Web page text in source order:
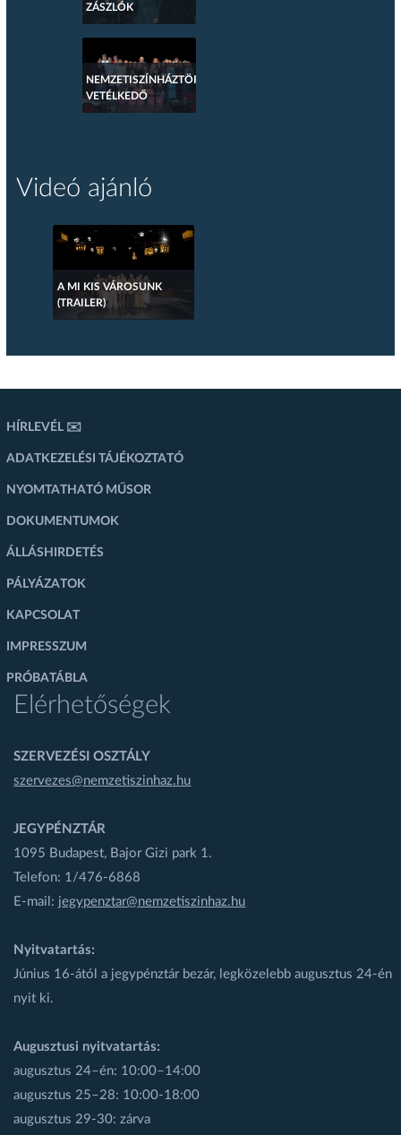
ZÁSZLÓK
NEMZETISZÍNHÁZTÖRTÉNETI
VETÉLKEDŐ
Videó ajánló
A MI KIS VÁROSUNK
(TRAILER)
HÍRLEVÉL ✉️
ADATKEZELÉSI TÁJÉKOZTATÓ
NYOMTATHATÓ MŰSOR
DOKUMENTUMOK
ÁLLÁSHIRDETÉS
PÁLYÁZATOK
KAPCSOLAT
IMPRESSZUM
PRÓBATÁBLA
Elérhetőségek
SZERVEZÉSI OSZTÁLY
szervezes@nemzetiszinhaz.hu
JEGYPÉNZTÁR
1095 Budapest, Bajor Gizi park 1.
Telefon: 1/476-6868
E-mail: jegypenztar@nemzetiszinhaz.hu
Nyitvatartás:
Június 16-ától a jegypénztár bezár, legközelebb augusztus 24-én
nyit ki.
Augusztusi nyitvatartás:
augusztus 24–én: 10:00–14:00
augusztus 25–28: 10:00-18:00
augusztus 29-30: zárva